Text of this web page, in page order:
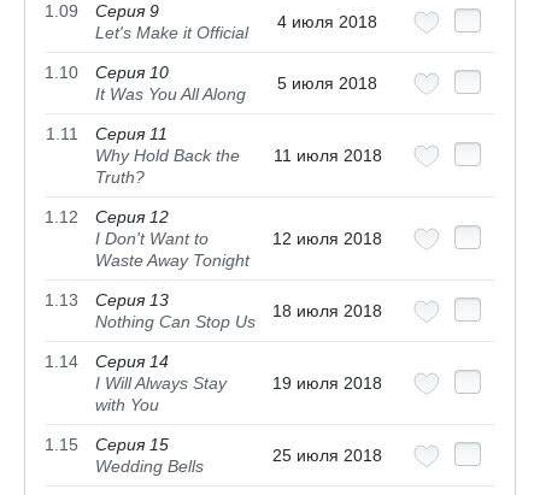
1.09
Серия 9
Let's Make it Official
4 июля 2018
1.10
Серия 10
It Was You All Along
5 июля 2018
1.11
Серия 11
Why Hold Back the
Truth?
11 июля 2018
1.12
Серия 12
I Don't Want to
Waste Away Tonight
12 июля 2018
1.13
Серия 13
Nothing Can Stop Us
18 июля 2018
1.14
Серия 14
I Will Always Stay
with You
19 июля 2018
1.15
Серия 15
Wedding Bells
25 июля 2018